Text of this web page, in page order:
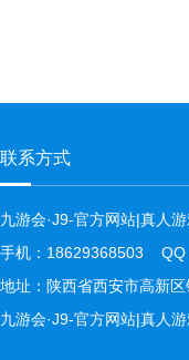
联系方式
九游会·J9-官方网站|真人
手机：18629368503 QQ：
地址：陕西省西安市高新区锦
九游会·J9-官方网